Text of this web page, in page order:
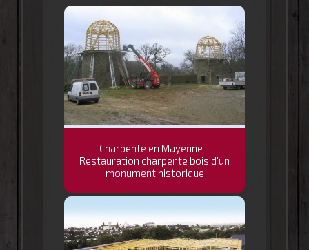
Charpente en Mayenne -
Restauration charpente bois d'un
monument historique